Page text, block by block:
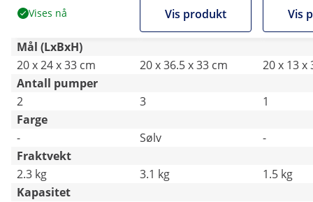
Vises nå Vis produkt Vis
Mål (LxBxH)
20 x 24 x 33 cm
20 x 36.5 x 33 cm
20 x 13 x
Antall pumper
2
3
1
Farge
-
Sølv
-
Fraktvekt
2.3 kg
3.1 kg
1.5 kg
Kapasitet